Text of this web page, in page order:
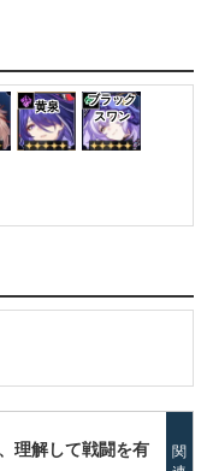
黄泉
ブラック
スワン
理解して戦闘を有
関